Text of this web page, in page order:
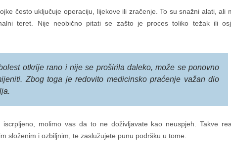
često uključuje operaciju, lijekove ili zračenje. To su snažni alati, ali
teret. Nije neobično pitati se zašto je proces toliko težak ili
otkrije rano i nije se proširila daleko, može se ponovno
Zbog toga je redovito medicinsko praćenje važan dio
molimo vas da to ne doživljavate kao neuspjeh. Takve
složenim i ozbiljnim, te zaslužujete punu podršku u tome.